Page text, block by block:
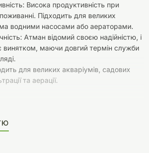
Висока продуктивність при
Підходить для великих
водними насосами або аераторами.
Атман відомий своєю надійністю, і
винятком, маючи довгий термін служби
для великих акваріумів, садових
та аерації.